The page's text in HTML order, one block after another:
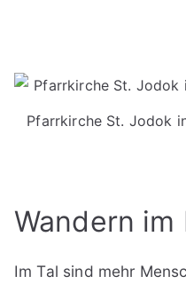
Pfarrkirche St. Jodok
Wandern
Im Tal sind mehr